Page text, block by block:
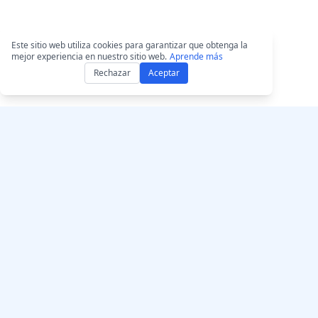
Este sitio web utiliza cookies para garantizar que obtenga la
mejor experiencia en nuestro sitio web. Aprende más
Rechazar
Aceptar